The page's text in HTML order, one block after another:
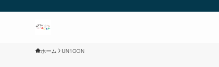
ホーム UN1CON